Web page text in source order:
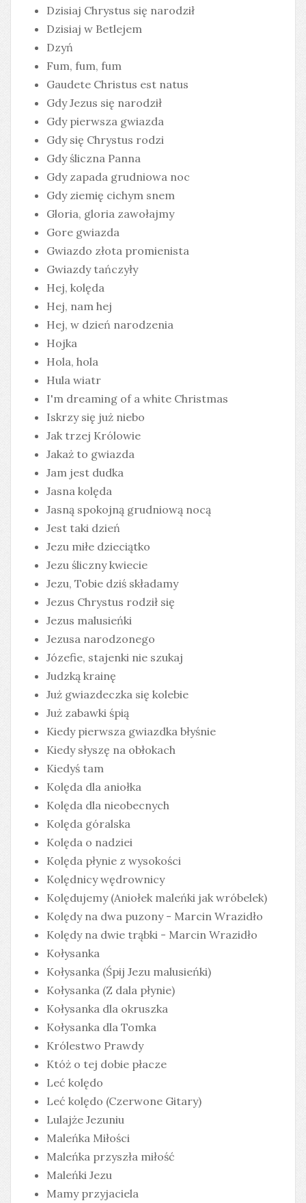
Dzisiaj Chrystus się narodził
Dzisiaj w Betlejem
Dzyń
Fum, fum, fum
Gaudete Christus est natus
Gdy Jezus się narodził
Gdy pierwsza gwiazda
Gdy się Chrystus rodzi
Gdy śliczna Panna
Gdy zapada grudniowa noc
Gdy ziemię cichym snem
Gloria, gloria zawołajmy
Gore gwiazda
Gwiazdo złota promienista
Gwiazdy tańczyły
Hej, kolęda
Hej, nam hej
Hej, w dzień narodzenia
Hojka
Hola, hola
Hula wiatr
I'm dreaming of a white Christmas
Iskrzy się już niebo
Jak trzej Królowie
Jakaż to gwiazda
Jam jest dudka
Jasna kolęda
Jasną spokojną grudniową nocą
Jest taki dzień
Jezu miłe dzieciątko
Jezu śliczny kwiecie
Jezu, Tobie dziś składamy
Jezus Chrystus rodził się
Jezus malusieńki
Jezusa narodzonego
Józefie, stajenki nie szukaj
Judzką krainę
Już gwiazdeczka się kolebie
Już zabawki śpią
Kiedy pierwsza gwiazdka błyśnie
Kiedy słyszę na obłokach
Kiedyś tam
Kolęda dla aniołka
Kolęda dla nieobecnych
Kolęda góralska
Kolęda o nadziei
Kolęda płynie z wysokości
Kolędnicy wędrownicy
Kolędujemy (Aniołek maleńki jak wróbelek)
Kolędy na dwa puzony - Marcin Wrazidło
Kolędy na dwie trąbki - Marcin Wrazidło
Kołysanka
Kołysanka (Śpij Jezu malusieńki)
Kołysanka (Z dala płynie)
Kołysanka dla okruszka
Kołysanka dla Tomka
Królestwo Prawdy
Któż o tej dobie płacze
Leć kolędo
Leć kolędo (Czerwone Gitary)
Lulajże Jezuniu
Maleńka Miłości
Maleńka przyszła miłość
Maleńki Jezu
Mamy przyjaciela